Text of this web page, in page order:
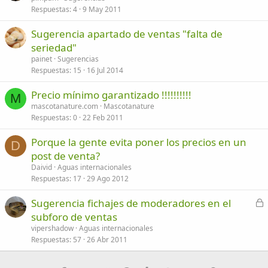
Respuestas 4 9 May 2011
Sugerencia apartado de ventas "falta de
seriedad"
painet Sugerencias
Respuestas 15 16 Jul 2014
M Precio mínimo garantizado !!!!!!!!!!
mascotanature.com Mascotanature
Respuestas 0 22 Feb 2011
D
Porque la gente evita poner los precios en un
post de venta?
Daivid Aguas internacionales
Respuestas 17 29 Ago 2012
C
a
Sugerencia fichajes de moderadores en el
subforo de ventas
vipershadow Aguas internacionales
Respuestas 57 26 Abr 2011